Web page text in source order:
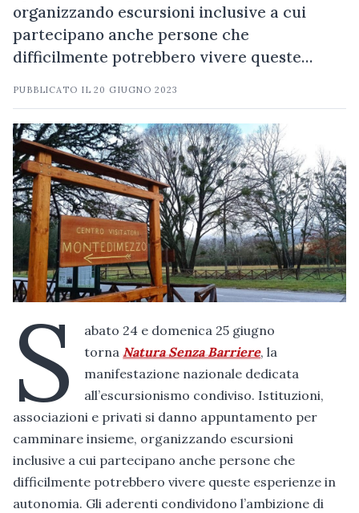
organizzando escursioni inclusive a cui
partecipano anche persone che
difficilmente potrebbero vivere queste…
PUBBLICATO IL20 GIUGNO 2023
S
abato 24 e domenica 25 giugno
tornaNatura Senza Barriere, la
manifestazione nazionale dedicata
all’escursionismo condiviso. Istituzioni,
associazioni e privati si danno appuntamento per
camminare insieme, organizzando escursioni
inclusive a cui partecipano anche persone che
difficilmente potrebbero vivere queste esperienze in
autonomia. Gli aderenti condividono l’ambizione di